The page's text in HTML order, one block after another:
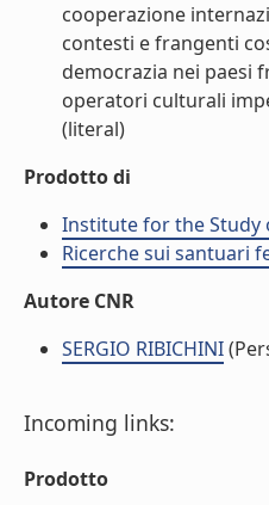
cooperazione
contesti e frangenti
democrazia nei paesi
operatori culturali
(literal)
Prodotto di
Institute for the Study
Ricerche sui santuari
Autore CNR
SERGIO RIBICHINI
Incoming links:
Prodotto